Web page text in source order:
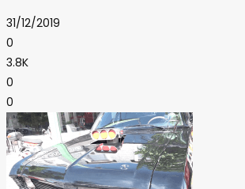
31/12/2019
0
3.8K
0
0